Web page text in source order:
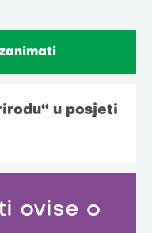
u posjeti
ovise o